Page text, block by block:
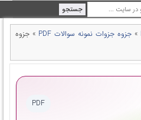
» جزوه جزوات نمونه سوالات PDF »جزوه
PDF